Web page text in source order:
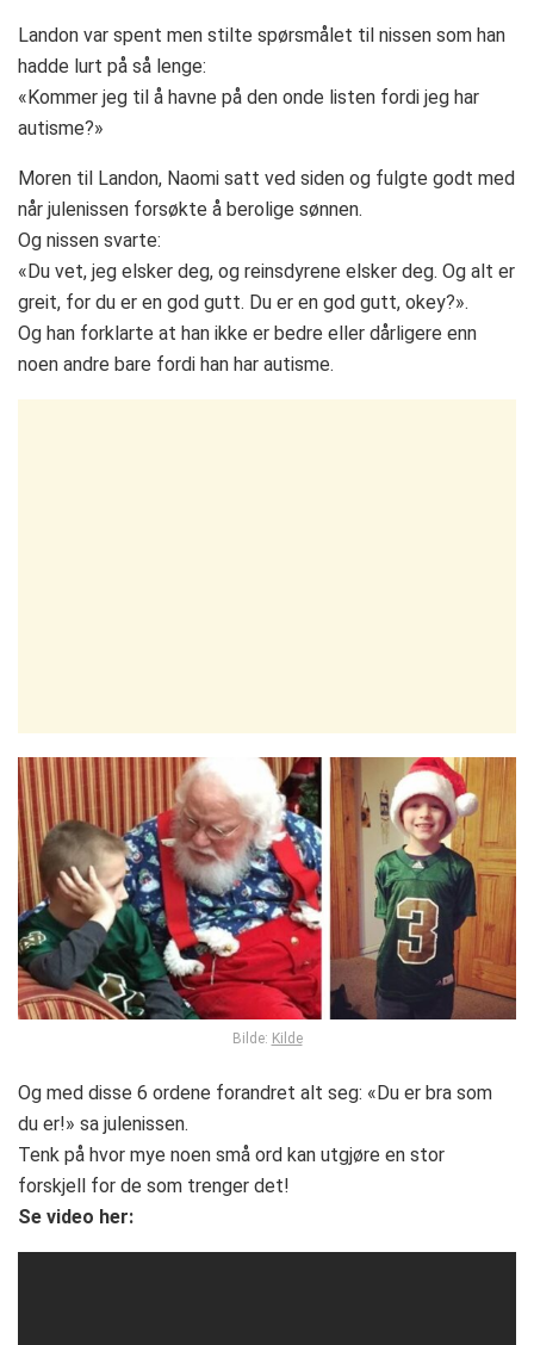
Landon var spent men stilte spørsmålet til nissen som han
hadde lurt på så lenge:
«Kommer jeg til å havne på den onde listen fordi jeg har
autisme?»
Moren til Landon, Naomi satt ved siden og fulgte godt med
når julenissen forsøkte å berolige sønnen.
Og nissen svarte:
«Du vet, jeg elsker deg, og reinsdyrene elsker deg. Og alt er
greit, for du er en god gutt. Du er en god gutt, okey?».
Og han forklarte at han ikke er bedre eller dårligere enn
noen andre bare fordi han har autisme.
Bilde: Kilde
Og med disse 6 ordene forandret alt seg: «Du er bra som
du er!» sa julenissen.
Tenk på hvor mye noen små ord kan utgjøre en stor
forskjell for de som trenger det!
Se video her: